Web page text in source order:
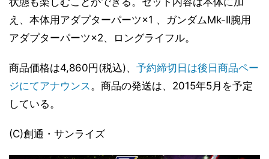
え、本体用アダプターパーツ×1 、ガンダムMk-II腕用
アダプターパーツ×2、ロングライフル。
商品価格は4,860円(税込)、 予約締切日は後日商品ペー
ジにてアナウンス。商品の発送は、2015年5月を予定
している。
(C)創通・サンライズ